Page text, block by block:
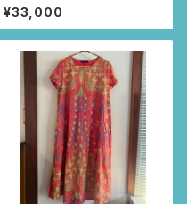
¥33,000